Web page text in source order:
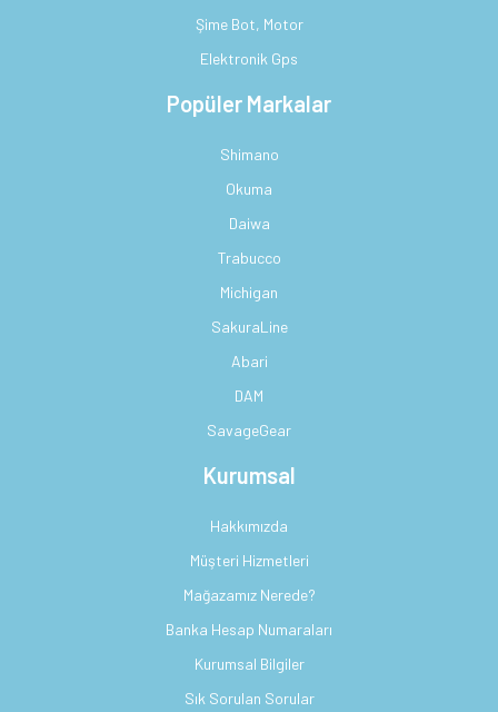
Şime Bot, Motor
Elektronik Gps
Popüler Markalar
Shimano
Okuma
Daiwa
Trabucco
Michigan
SakuraLine
Abari
DAM
SavageGear
Kurumsal
Hakkımızda
Müşteri Hizmetleri
Mağazamız Nerede?
Banka Hesap Numaraları
Kurumsal Bilgiler
Sık Sorulan Sorular